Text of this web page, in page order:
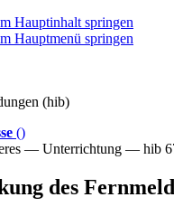
Hauptinhalt springen
Hauptmenü springen
(hib)
()
— Unterrichtung — hib
des